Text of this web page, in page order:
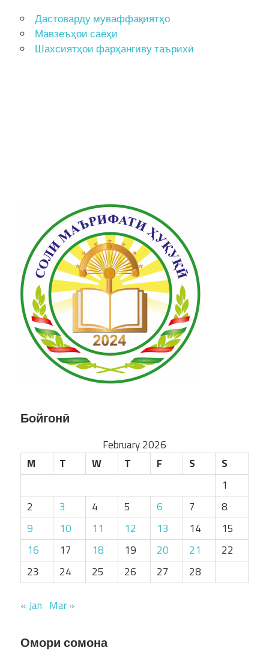
Дастоварду муваффақиятҳо
Мавзеъҳои саёҳи
Шахсиятҳои фарҳангиву таърихӣ
Бойгонӣ
February 2026
M
T W T F S
S
1
2
3 4 5 6 7
8
9
10 11 12 13 14
15
16
17 18 19 20 21
22
23
24 25 26 27 28
« Jan Mar »
Омори сомона